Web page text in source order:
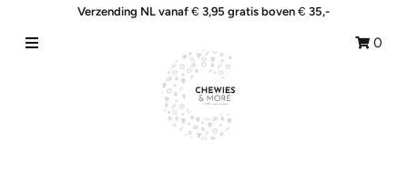
Verzending NL vanaf€3,95 gratis boven€35,-
0